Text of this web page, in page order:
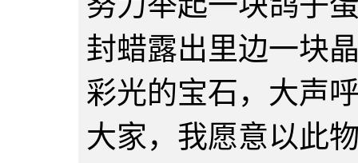
封蜡露出里边一块
彩光的宝石，大声
大家，我愿意以此